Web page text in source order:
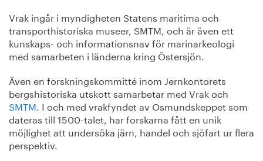
Vrak ingår i myndigheten Statens maritima och
transporthistoriska museer, SMTM, och är även ett
kunskaps- och informationsnav för marinarkeologi
med samarbeten i länderna kring Östersjön.
Även en forskningskommitté inom Jernkontorets
bergshistoriska utskott samarbetar med Vrak och
SMTM. I och med vrakfyndet av Osmundskeppet som
dateras till 1500-talet, har forskarna fått en unik
möjlighet att undersöka järn, handel och sjöfart ur flera
perspektiv.